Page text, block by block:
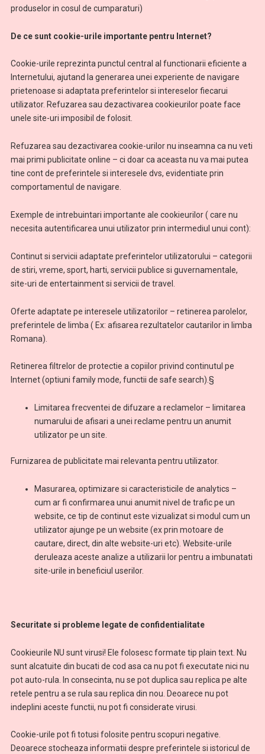
produselor in cosul de cumparaturi)
De ce sunt cookie-urile importante pentru Internet?
Cookie-urile reprezinta punctul central al functionarii eficiente a
Internetului, ajutand la generarea unei experiente de navigare
prietenoase si adaptata preferintelor si intereselor fiecarui
utilizator. Refuzarea sau dezactivarea cookieurilor poate face
unele site-uri imposibil de folosit.
Refuzarea sau dezactivarea cookie-urilor nu inseamna ca nu veti
mai primi publicitate online – ci doar ca aceasta nu va mai putea
tine cont de preferintele si interesele dvs, evidentiate prin
comportamentul de navigare.
Exemple de intrebuintari importante ale cookieurilor ( care nu
necesita autentificarea unui utilizator prin intermediul unui cont):
Continut si servicii adaptate preferintelor utilizatorului – categorii
de stiri, vreme, sport, harti, servicii publice si guvernamentale,
site-uri de entertainment si servicii de travel.
Oferte adaptate pe interesele utilizatorilor – retinerea parolelor,
preferintele de limba ( Ex: afisarea rezultatelor cautarilor in limba
Romana).
Retinerea filtrelor de protectie a copiilor privind continutul pe
Internet (optiuni family mode, functii de safe search).§
Limitarea frecventei de difuzare a reclamelor – limitarea
numarului de afisari a unei reclame pentru un anumit
utilizator pe un site.
Furnizarea de publicitate mai relevanta pentru utilizator.
Masurarea, optimizare si caracteristicile de analytics –
cum ar fi confirmarea unui anumit nivel de trafic pe un
website, ce tip de continut este vizualizat si modul cum un
utilizator ajunge pe un website (ex prin motoare de
cautare, direct, din alte website-uri etc). Website-urile
deruleaza aceste analize a utilizarii lor pentru a imbunatati
site-urile in beneficiul userilor.
Securitate si probleme legate de confidentialitate
Cookieurile NU sunt virusi! Ele folosesc formate tip plain text. Nu
sunt alcatuite din bucati de cod asa ca nu pot fi executate nici nu
pot auto-rula. In consecinta, nu se pot duplica sau replica pe alte
retele pentru a se rula sau replica din nou. Deoarece nu pot
indeplini aceste functii, nu pot fi considerate virusi.
Cookie-urile pot fi totusi folosite pentru scopuri negative.
Deoarece stocheaza informatii despre preferintele si istoricul de